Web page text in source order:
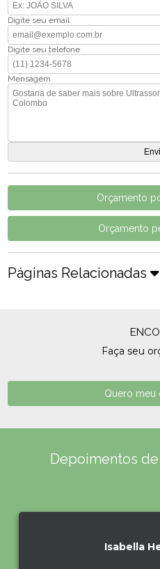
Digite seu email
Digite seu telefone
Mensagem
Orçamento
Orçamento
Páginas Relacionadas
Faça seu
Quero meu
Depoimentos
Isabella